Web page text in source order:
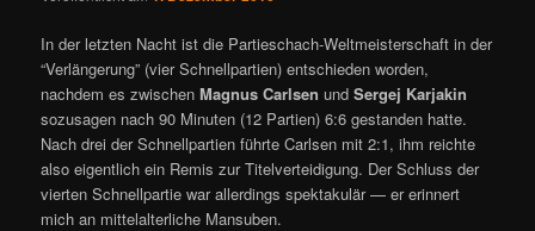
In der letzten Nacht ist die Partieschach-Weltmeisterschaft in der
“Verlängerung” (vier Schnellpartien) entschieden worden,
nachdem es zwischenMagnus Carlsen undSergej Karjakin
sozusagen nach 90 Minuten (12 Partien) 6:6 gestanden hatte.
Nach drei der Schnellpartien führte Carlsen mit 2:1, ihm reichte
also eigentlich ein Remis zur Titelverteidigung. Der Schluss der
vierten Schnellpartie war allerdings spektakulär — er erinnert
mich an mittelalterliche Mansuben.